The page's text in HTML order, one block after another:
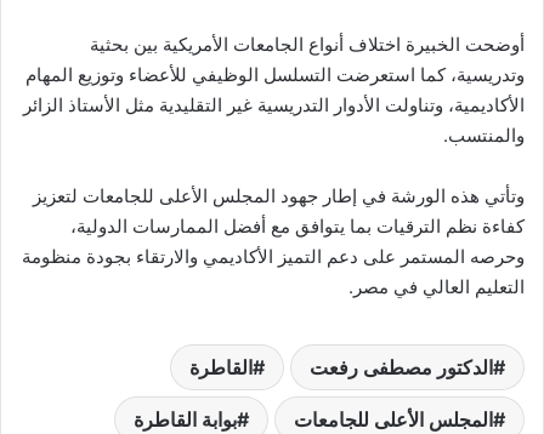
أوضحت الخبيرة اختلاف أنواع الجامعات الأمريكية بين بحثية
وتدريسية، كما استعرضت التسلسل الوظيفي للأعضاء وتوزيع المهام
الأكاديمية، وتناولت الأدوار التدريسية غير التقليدية مثل الأستاذ الزائر
والمنتسب.
وتأتي هذه الورشة في إطار جهود المجلس الأعلى للجامعات لتعزيز
كفاءة نظم الترقيات بما يتوافق مع أفضل الممارسات الدولية،
وحرصه المستمر على دعم التميز الأكاديمي والارتقاء بجودة منظومة
التعليم العالي في مصر.
الدكتور مصطفى رفعت القاطرة
المجلس الأعلى للجامعات بوابة القاطرة